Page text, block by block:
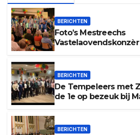
BERICHTEN
Foto’s Mestreechs
BERICHTEN
De Tempeleers met
de 1e op bezeuk bij
BERICHTEN